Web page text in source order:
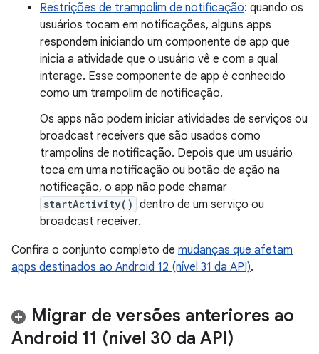
Restrições de trampolim de notificação: quando os
usuários tocam em notificações, alguns apps
respondem iniciando um componente de app que
inicia a atividade que o usuário vê e com a qual
interage. Esse componente de app é conhecido
como um trampolim de notificação.
Os apps não podem iniciar atividades de serviços ou
broadcast receivers que são usados como
trampolins de notificação. Depois que um usuário
toca em uma notificação ou botão de ação na
notificação, o app não pode chamar
startActivity() dentro de um serviço ou
broadcast receiver.
Confira o conjunto completo de mudanças que afetam
apps destinados ao Android 12 (nível 31 da API).
Migrar de versões anteriores ao
Android 11 (nível 30 da API)